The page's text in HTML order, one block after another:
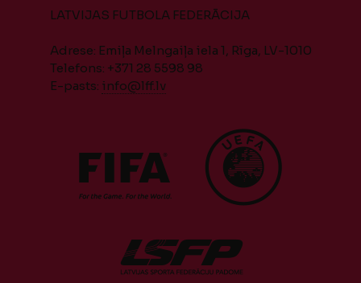
LATVIJAS FUTBOLA FEDERĀCIJA
Adrese: Emiļa Melngaiļa iela 1, Rīga, LV-1010
Telefons: +371 28 5598 98
E-pasts: info@lff.lv